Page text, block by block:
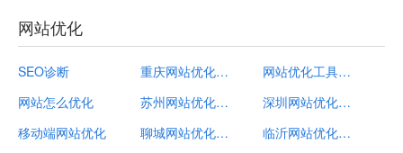
网站优化
SEO诊断
网站怎么优化
移动端网站优化
重庆网站优化常识
苏州网站优化排名
聊城网站优化公司
网站优化工具是什么
深圳网站优化计划
临沂网站优化常识